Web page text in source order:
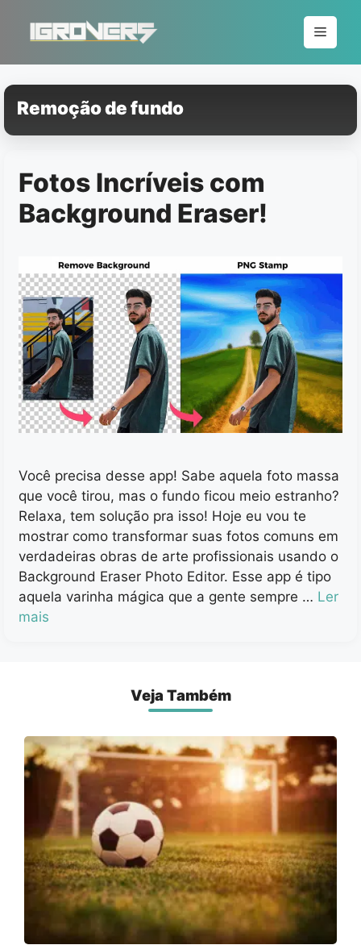
conteúdo
Menu
Remoção de fundo
Fotos Incríveis com
Background Eraser!
Você precisa desse app! Sabe aquela foto massa
que você tirou, mas o fundo ficou meio estranho?
Relaxa, tem solução pra isso! Hoje eu vou te
mostrar como transformar suas fotos comuns em
verdadeiras obras de arte profissionais usando o
Background Eraser Photo Editor. Esse app é tipo
aquela varinha mágica que a gente sempre … Ler
mais
Veja Também